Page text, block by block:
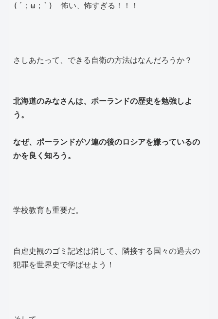
(´；ω；`)　怖い、怖すぎる！！！
さしあたって、できる自衛の方法はなんだろうか？
北海道のみなさんは、ポーランドの歴史を勉強しよ
う。
なぜ、ポーランドがソ連の後のロシアを嫌っているの
かを良く知ろう。
学校教育も重要だ。
自虐史観のゴミ記述は消して、隣接する国々の過去の
犯罪を世界史で学ばせよう！